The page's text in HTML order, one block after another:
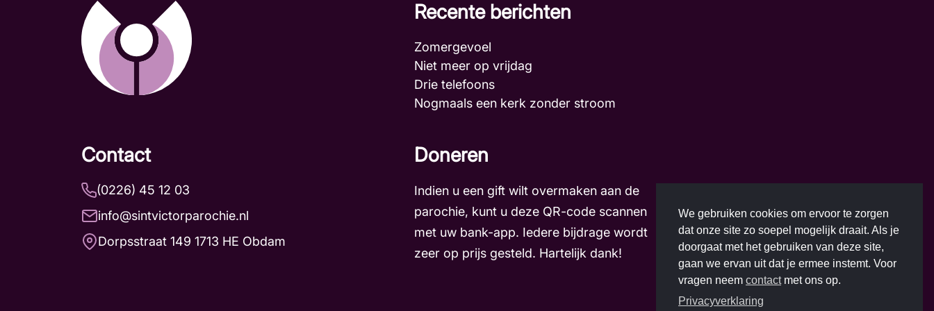
Recente berichten
Zomergevoel
Niet meer op vrijdag
Drie telefoons
Nogmaals een kerk zonder stroom
Contact
(0226) 45 12 03
info@sintvictorparochie.nl
Dorpsstraat 149 1713 HE Obdam
Doneren
Indien u een gift wilt overmaken aan de
parochie, kunt u deze QR-code scannen
met uw bank-app. Iedere bijdrage wordt
zeer op prijs gesteld. Hartelijk dank!
We gebruiken cookies om ervoor te zorgen
dat onze site zo soepel mogelijk draait. Als je
doorgaat met het gebruiken van deze site,
gaan we ervan uit dat je ermee instemt. Voor
vragen neem contactmet ons op.
Privacyverklaring